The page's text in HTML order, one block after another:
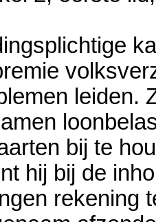
leiden.
bij te
hij bij de
rekening